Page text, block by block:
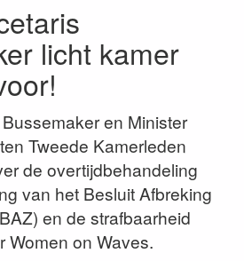
licht kamer
en Minister
Tweede Kamerleden
de overtijdbehandeling
van het Besluit Afbreking
en de strafbaarheid
Women on Waves.